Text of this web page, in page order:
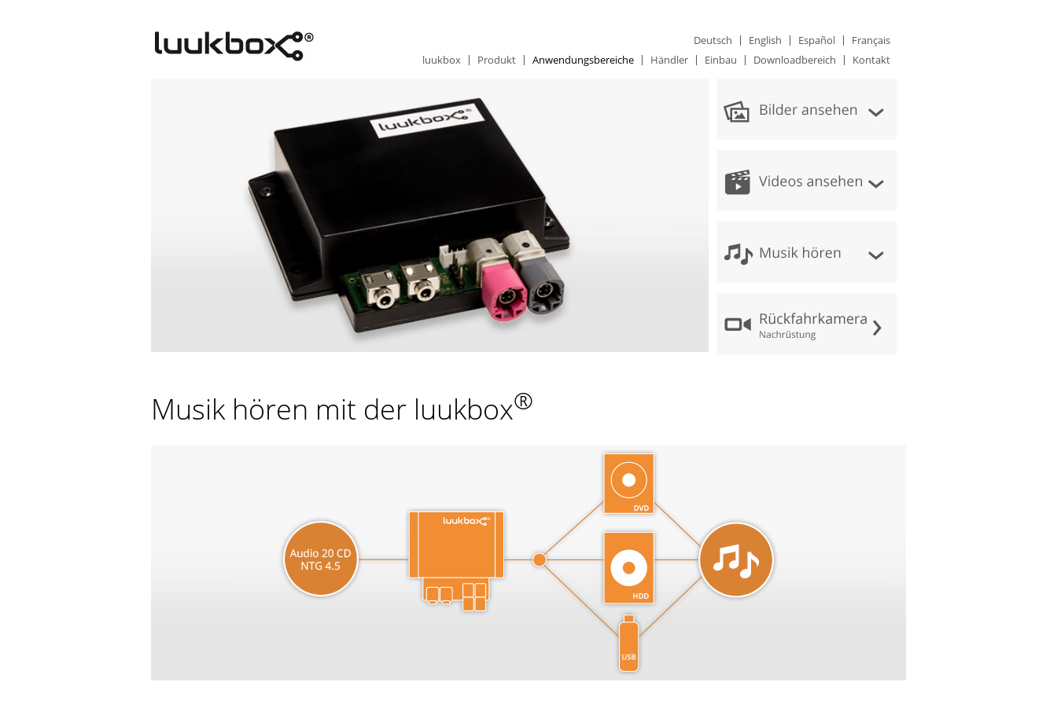
Deutsch English Español
Français
luukbox
Produkt Anwendungsbereiche Händler Einbau Downloadbereich Kontakt
Musik hören mit der luukbox®